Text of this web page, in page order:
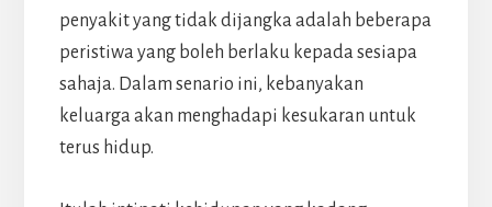
penyakit yang tidak dijangka adalah beberapa
peristiwa yang boleh berlaku kepada sesiapa
sahaja. Dalam senario ini, kebanyakan
keluarga akan menghadapi kesukaran untuk
terus hidup.